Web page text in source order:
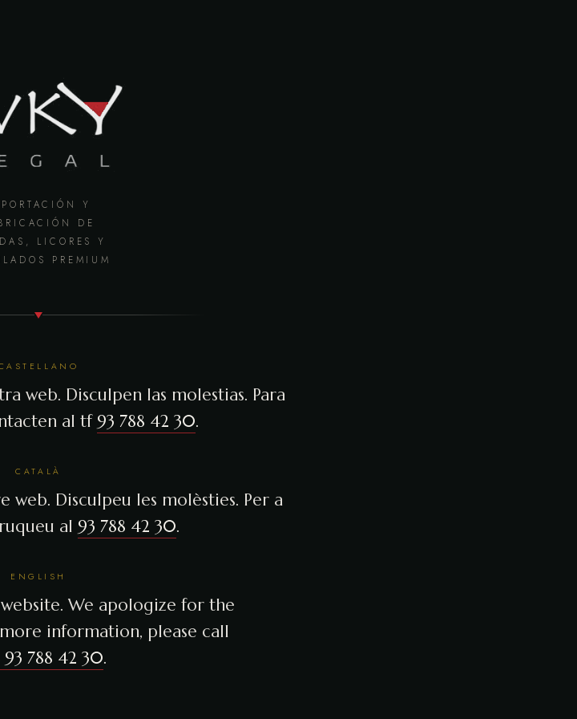
Y
DE
LICORES Y
PREMIUM
web. Disculpen las molestias. Para
al tf 93 788 42 30.
CATALÀ
web. Disculpeu les molèsties. Per a
al 93 788 42 30.
ENGLISH
We apologize for the
information, please call
93 788 42 30.